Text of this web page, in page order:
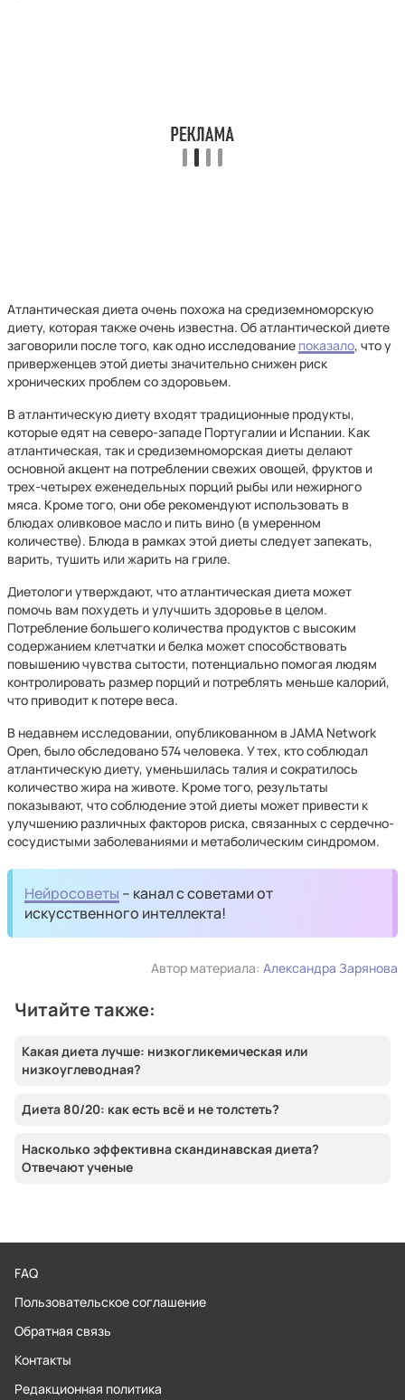
Атлантическая диета очень похожа на средиземноморскую
диету, которая также очень известна. Об атлантической диете
заговорили после того, как одно исследование показало, что у
приверженцев этой диеты значительно снижен риск
хронических проблем со здоровьем.
В атлантическую диету входят традиционные продукты,
которые едят на северо-западе Португалии и Испании. Как
атлантическая, так и средиземноморская диеты делают
основной акцент на потреблении свежих овощей, фруктов и
трех-четырех еженедельных порций рыбы или нежирного
мяса. Кроме того, они обе рекомендуют использовать в
блюдах оливковое масло и пить вино (в умеренном
количестве). Блюда в рамках этой диеты следует запекать,
варить, тушить или жарить на гриле.
Диетологи утверждают, что атлантическая диета может
помочь вам похудеть и улучшить здоровье в целом.
Потребление большего количества продуктов с высоким
содержанием клетчатки и белка может способствовать
повышению чувства сытости, потенциально помогая людям
контролировать размер порций и потреблять меньше калорий,
что приводит к потере веса.
В недавнем исследовании, опубликованном в JAMA Network
Open, было обследовано 574 человека. У тех, кто соблюдал
атлантическую диету, уменьшилась талия и сократилось
количество жира на животе. Кроме того, результаты
показывают, что соблюдение этой диеты может привести к
улучшению различных факторов риска, связанных с сердечно-
сосудистыми заболеваниями и метаболическим синдромом.
Нейросоветы – канал с советами от
искусственного интеллекта!
Автор материала: Александра Зарянова
Читайте также:
Какая диета лучше: низкогликемическая или
низкоуглеводная?
Диета 80/20: как есть всё и не толстеть?
Насколько эффективна скандинавская диета?
Отвечают ученые
FAQ
Пользовательское соглашение
Обратная связь
Контакты
Редакционная политика